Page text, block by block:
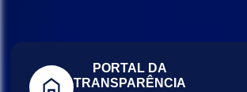
PORTAL DA
TRANSPARÊNCIA